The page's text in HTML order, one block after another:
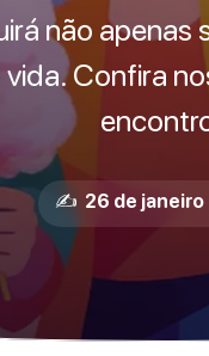
não
Confira
✍️ 26 de janeiro